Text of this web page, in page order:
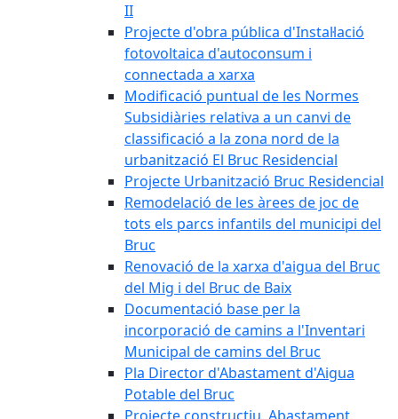
II
Projecte d'obra pública d'Instal·lació
fotovoltaica d'autoconsum i
connectada a xarxa
Modificació puntual de les Normes
Subsidiàries relativa a un canvi de
classificació a la zona nord de la
urbanització El Bruc Residencial
Projecte Urbanització Bruc Residencial
Remodelació de les àrees de joc de
tots els parcs infantils del municipi del
Bruc
Renovació de la xarxa d'aigua del Bruc
del Mig i del Bruc de Baix
Documentació base per la
incorporació de camins a l'Inventari
Municipal de camins del Bruc
Pla Director d'Abastament d'Aigua
Potable del Bruc